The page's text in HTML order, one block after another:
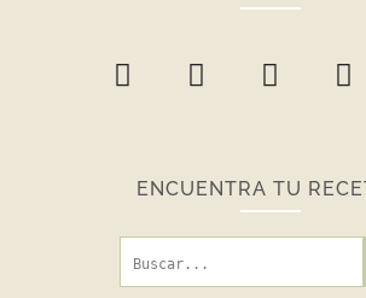
ENCUENTRA TU